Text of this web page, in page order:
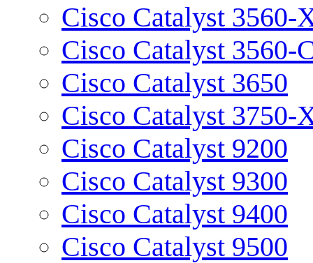
Cisco Catalyst 3560-
Cisco Catalyst 3560-
Cisco Catalyst 3650
Cisco Catalyst 3750-
Cisco Catalyst 9200
Cisco Catalyst 9300
Cisco Catalyst 9400
Cisco Catalyst 9500